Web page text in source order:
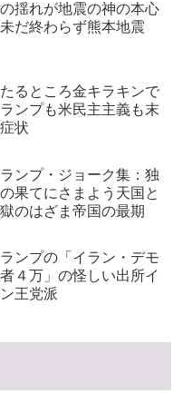
揺れが地震の神の本心
だ終わらず熊本地震
るところ金キラキンで
ランプも米民主主義も末
状
ランプ・ジョーク集：独
果てにさまよう天国と
のはざま帝国の最期
ランプの「イラン・デモ
４万」の怪しい出所イ
王党派